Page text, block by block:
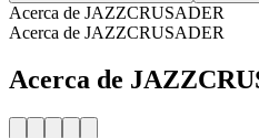
Acerca de JAZZCRUSADER
Acerca de JAZZCRUSADER
Acerca de